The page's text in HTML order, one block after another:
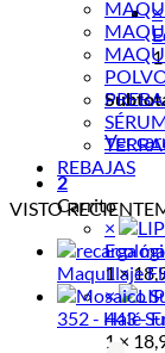
×
Ver
2
Carrito
×
1 ×
×
443 -
1 ×
REBAJAS
VISTO
Maquillaje
352 - Halé